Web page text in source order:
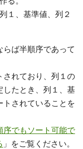
１、基準値、列２
ば半順序であって
されており、列１の
たとき、列１、基
されていることを
序でもソート可能で
」をご覧ください。